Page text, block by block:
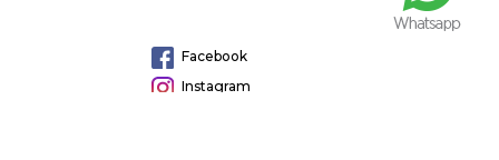
Facebook
Instagram